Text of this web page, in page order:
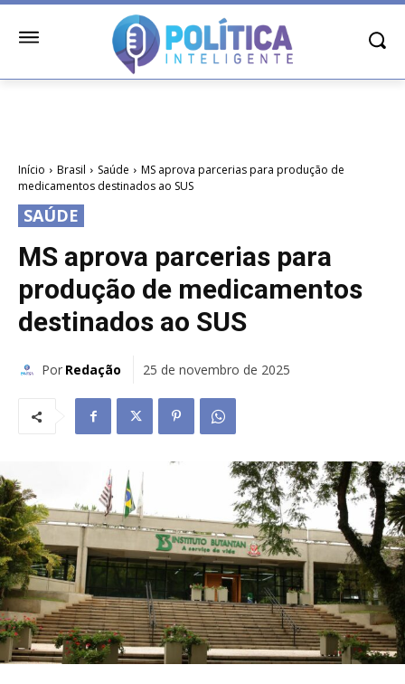
Início Brasil Saúde
MS aprova parcerias para produção de
medicamentos destinados ao SUS
SAÚDE
MS aprova parcerias para
produção de medicamentos
destinados ao SUS
Por Redação 25 de novembro de 2025